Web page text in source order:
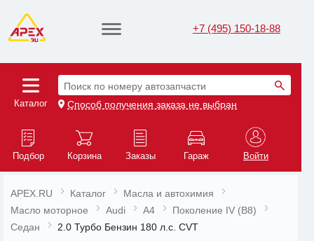
+7 (495) 150-18-88
Каталог
Поиск по номеру автозапчасти
Способ получения заказа не выбран
Подбор Корзина Заказы Гараж Войти
APEX.RU Каталог
Масла и автохимия
Масло моторное
Audi A4
Поколение IV (B8)
Седан
2.0 Турбо Бензин 180 л.с. CVT